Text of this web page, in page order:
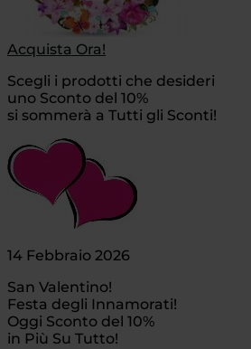
Acquista Ora!
Scegli i prodotti che desideri
uno Sconto del 10%
si sommerà a Tutti gli Sconti!
14 Febbraio 2026
San Valentino!
Festa degli Innamorati!
Oggi Sconto del 10%
in Più Su Tutto!